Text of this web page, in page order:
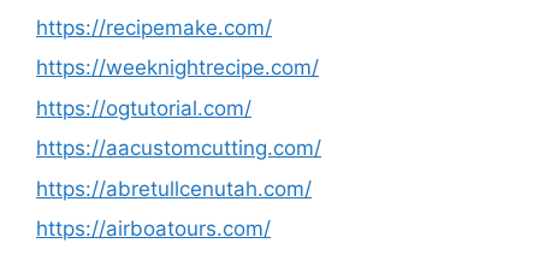
https://recipemake.com/
https://weeknightrecipe.com/
https://ogtutorial.com/
https://aacustomcutting.com/
https://abretullcenutah.com/
https://airboatours.com/